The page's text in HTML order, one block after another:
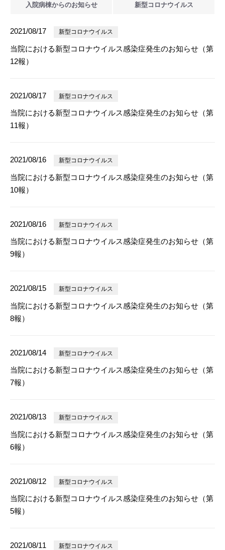
入院病棟からのお知らせ 新型 コロナウイルス
2021/08/17 新型コロナウイルス
当院における新型コロナウイルス感染症発生のお知らせ（第
12報）
2021/08/17 新型コロナウイルス
当院における新型コロナウイルス感染症発生のお知らせ（第
11報）
2021/08/16 新型コロナウイルス
当院における新型コロナウイルス感染症発生のお知らせ（第
10報）
2021/08/16 新型コロナウイルス
当院における新型コロナウイルス感染症発生のお知らせ（第
9報）
2021/08/15 新型コロナウイルス
当院における新型コロナウイルス感染症発生のお知らせ（第
8報）
2021/08/14 新型コロナウイルス
当院における新型コロナウイルス感染症発生のお知らせ（第
7報）
2021/08/13 新型コロナウイルス
当院における新型コロナウイルス感染症発生のお知らせ（第
6報）
2021/08/12 新型コロナウイルス
当院における新型コロナウイルス感染症発生のお知らせ（第
5報）
2021/08/11 新型コロナウイルス